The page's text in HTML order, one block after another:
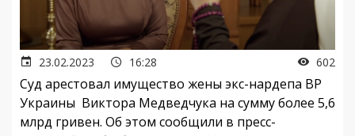
23.02.2023 16:28 602
Суд арестовал имущество жены экс-нардепа ВР
Украины Виктора Медведчука на сумму более 5,6
млрд гривен. Об этом сообщили в пресс-